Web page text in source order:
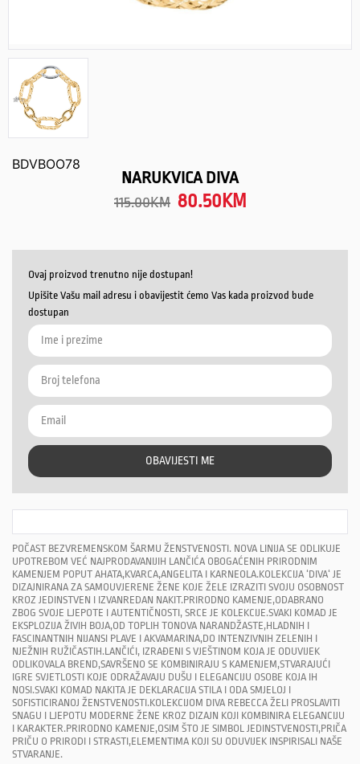
BDVBOO78
NARUKVICA DIVA
115.00KM 80.50 KM
Ovaj proizvod trenutno nije dostupan!
Upišite Vašu mail adresu i obavijestit ćemo Vas kada proizvod bude
dostupan
OBAVIJESTI ME
POČAST BEZVREMENSKOM ŠARMU ŽENSTVENOSTI. NOVA LINIJA SE ODLIKUJE
UPOTREBOM VEĆ NAJPRODAVANIJIH LANČIĆA OBOGAĆENIH PRIRODNIM
KAMENJEM POPUT AHATA,KVARCA,ANGELITA I KARNEOLA.KOLEKCIJA ‘DIVA‘ JE
DIZAJNIRANA ZA SAMOUVJERENE ŽENE KOJE ŽELE IZRAZITI SVOJU OSOBNOST
KROZ JEDINSTVEN I IZVANREDAN NAKIT.PRIRODNO KAMENJE,ODABRANO
ZBOG SVOJE LJEPOTE I AUTENTIČNOSTI, SRCE JE KOLEKCIJE.SVAKI KOMAD JE
EKSPLOZIJA ŽIVIH BOJA,OD TOPLIH TONOVA NARANDŽASTE,HLADNIH I
FASCINANTNIH NIJANSI PLAVE I AKVAMARINA,DO INTENZIVNIH ZELENIH I
NJEŽNIH RUŽIČASTIH.LANČIĆI, IZRAĐENI S VJEŠTINOM KOJA JE ODUVIJEK
ODLIKOVALA BREND,SAVRŠENO SE KOMBINIRAJU S KAMENJEM,STVARAJUĆI
IGRE SVJETLOSTI KOJE ODRAŽAVAJU DUŠU I ELEGANCIJU OSOBE KOJA IH
NOSI.SVAKI KOMAD NAKITA JE DEKLARACIJA STILA I ODA SMJELOJ I
SOFISTICIRANOJ ŽENSTVENOSTI.KOLEKCIJOM DIVA REBECCA ŽELI PROSLAVITI
SNAGU I LJEPOTU MODERNE ŽENE KROZ DIZAJN KOJI KOMBINIRA ELEGANCIJU
I KARAKTER.PRIRODNO KAMENJE,OSIM ŠTO JE SIMBOL JEDINSTVENOSTI,PRIČA
PRIČU O PRIRODI I STRASTI,ELEMENTIMA KOJI SU ODUVIJEK INSPIRISALI NAŠE
STVARANJE.